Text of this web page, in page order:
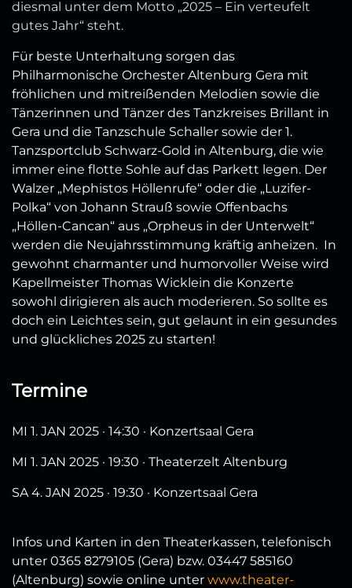
diesmal unter dem Motto „2025 – Ein verteufelt
gutes Jahr“ steht.
Für beste Unterhaltung sorgen das
Philharmonische Orchester Altenburg Gera mit
fröhlichen und mitreißenden Melodien sowie die
Tänzerinnen und Tänzer des Tanzkreises Brillant in
Gera und die Tanzschule Schaller sowie der 1.
Tanzsportclub Schwarz-Gold in Altenburg, die wie
immer eine flotte Sohle auf das Parkett legen. Der
Walzer „Mephistos Höllenrufe“ oder die „Luzifer-
Polka“ von Johann Strauß sowie Offenbachs
„Höllen-Cancan“ aus „Orpheus in der Unterwelt“
werden die Neujahrsstimmung kräftig anheizen. In
gewohnt charmanter und humorvoller Weise wird
Kapellmeister Thomas Wicklein die Konzerte
sowohl dirigieren als auch moderieren. So sollte es
doch ein Leichtes sein, gut gelaunt in ein gesundes
und glückliches 2025 zu starten!
Termine
MI 1. JAN 2025 · 14:30 · Konzertsaal Gera
MI 1. JAN 2025 · 19:30 · Theaterzelt Altenburg
SA 4. JAN 2025 · 19:30 · Konzertsaal Gera
Infos und Karten in den Theaterkassen, telefonisch
unter 0365 8279105 (Gera) bzw. 03447 585160
(Altenburg) sowie online unter www.theater-